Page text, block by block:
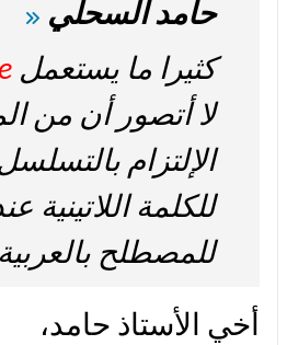
حامد السحلي
كثيرا ما يستعمل
لا أتصور أن من
الإلتزام
للكلمة اللاتينية
للمصطلح بالعربية
أخي الأستاذ حامد،